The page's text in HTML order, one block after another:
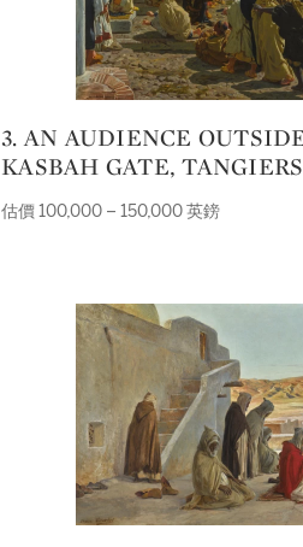
3. AN AUDIENCE OUTSIDE THE
KASBAH GATE, TANGIERS
估價 100,000 – 150,000 英鎊